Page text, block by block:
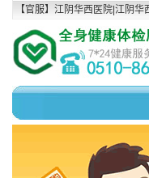
【官服】江阴华西医院|江阴